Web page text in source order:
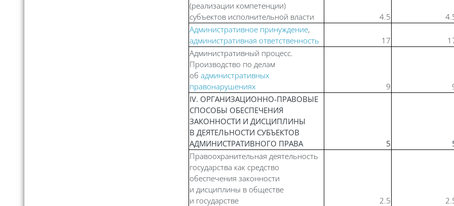
(реализации компетенции)
субъектов исполнительной власти
4.5
Административное принуждение,
административная ответственность
17
Административный процесс.
Производство по делам
об административных
правонарушениях
9
IV. ОРГАНИЗАЦИОННО-ПРАВОВЫЕ
СПОСОБЫ ОБЕСПЕЧЕНИЯ
ЗАКОННОСТИ И ДИСЦИПЛИНЫ
В ДЕЯТЕЛЬНОСТИ СУБЪЕКТОВ
АДМИНИСТРАТИВНОГО ПРАВА
5
Правоохранительная деятельность
государства как средство
обеспечения законности
и дисциплины в обществе
и государстве
2.5